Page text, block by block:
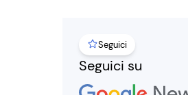
Seguici
Seguici su